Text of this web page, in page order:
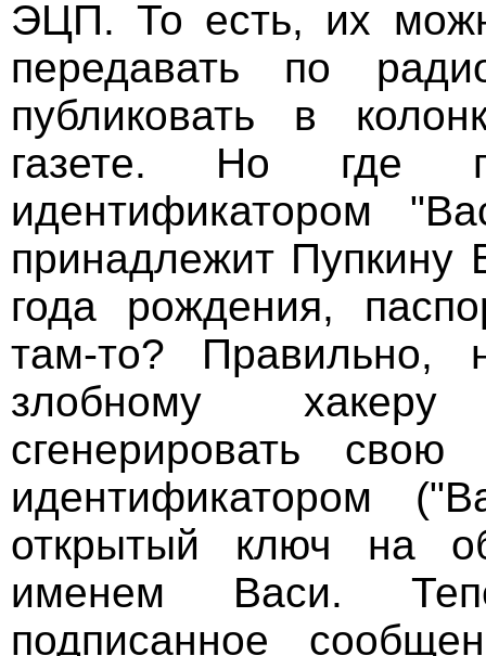
ЭЦП. То есть, их
передавать по
публиковать в
газете. Но где
идентификатором
принадлежит Пупкину
года рождения,
там-то? Правильно,
злобному
сгенерировать
идентификатором
открытый ключ на
именем Васи.
подписанное